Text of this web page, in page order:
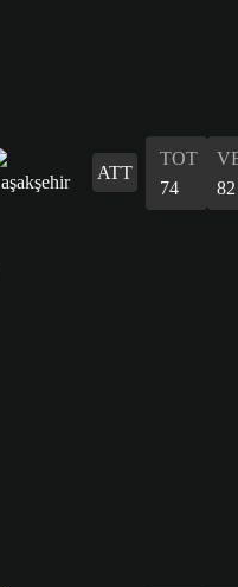
ATT
TOT
74
82